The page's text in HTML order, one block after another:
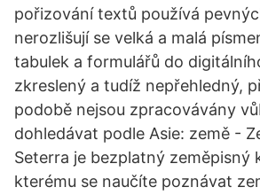
pořizování textů používá
nerozlišují se velká a malá
tabulek a formulářů do
zkreslený a tudíž nepřehledný,
podobě nejsou zpracovávány
dohledávat podle Asie: země -
Seterra je bezplatný zeměpisný
kterému se naučíte poznávat